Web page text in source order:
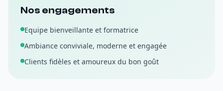
Nos engagements
Equipe bienveillante et formatrice
Ambiance conviviale, moderne et engagée
Clients fidèles et amoureux du bon goût